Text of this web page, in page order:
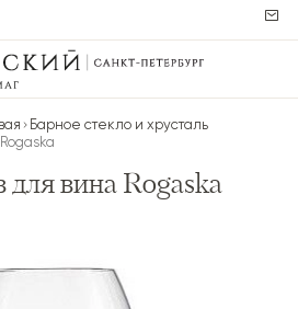
Барное стекло и хрусталь
для вина Rogaska